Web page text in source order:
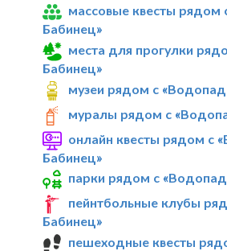
массовые квесты рядом
Бабинец»
места для прогулки
Бабинец»
музеи рядом с
муралы рядом с
онлайн квесты рядом с
Бабинец»
парки рядом с
пейнтбольные клубы
Бабинец»
пешеходные квесты